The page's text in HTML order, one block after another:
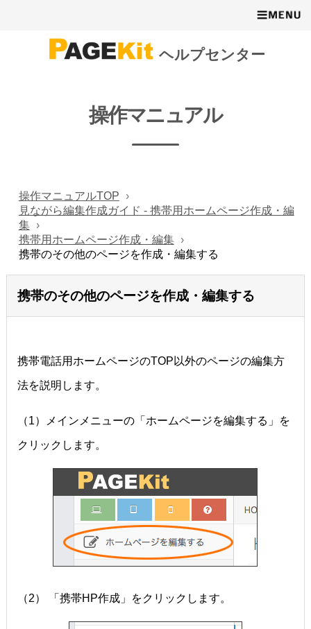
ヘルプセンター
操作マニュアル
操作マニュアルTOP
見ながら編集作成ガイド - 携帯用ホームページ作成・編
集
携帯用ホームページ作成・編集
携帯のその他のページを作成・編集する
携帯のその他のページを作成・編集する
携帯電話用ホームページのTOP以外のページの編集方
法を説明します。
（1）メインメニューの「ホームページを編集する」を
クリックします。
（2） 「携帯HP作成」をクリックします。